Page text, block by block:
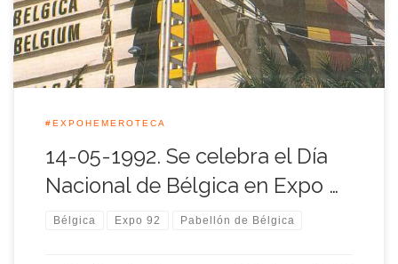
grandes amantes de nuestro país. Con motivo […]
#EXPOHEMEROTECA
14-05-1992. Se celebra el Día
Nacional de Bélgica en Expo …
Bélgica Expo 92 Pabellón de Bélgica